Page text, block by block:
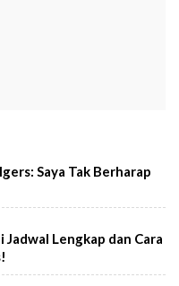
Saya Tak Berharap
Jadwal Lengkap dan Cara